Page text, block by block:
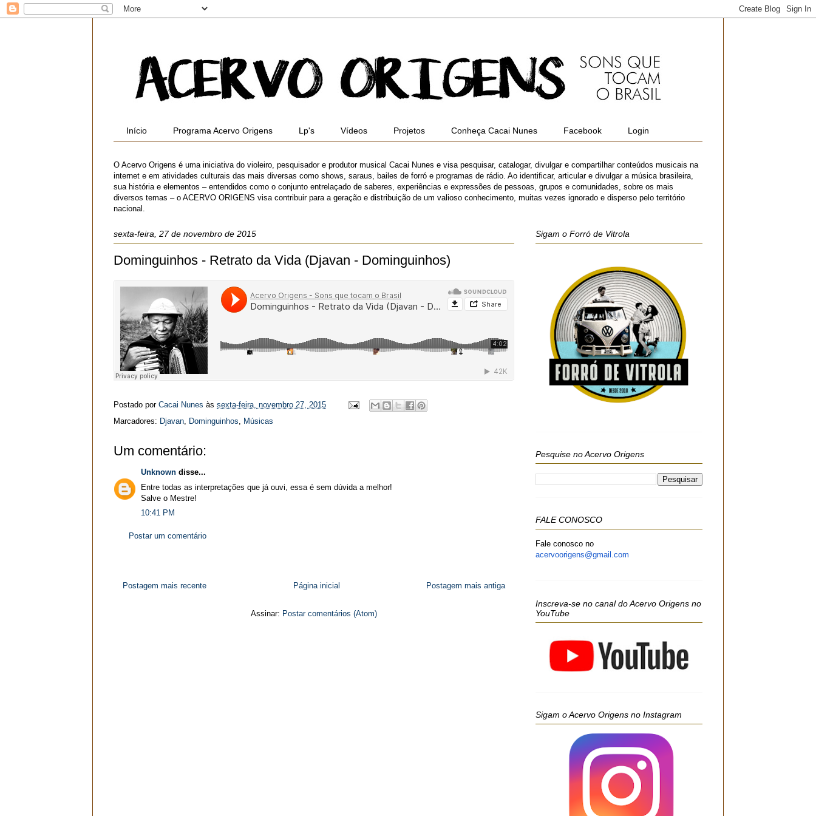
Início Programa Acervo Origens Lp's Vídeos Projetos Conheça Cacai Nunes Facebook Login
O Acervo Origens é uma iniciativa do violeiro, pesquisador e produtor musical Cacai Nunes e visa pesquisar, catalogar, divulgar e compartilhar conteúdos musicais na
internet e em atividades culturais das mais diversas como shows, saraus, bailes de forró e programas de rádio. Ao identificar, articular e divulgar a música brasileira,
sua história e elementos – entendidos como o conjunto entrelaçado de saberes, experiências e expressões de pessoas, grupos e comunidades, sobre os mais
diversos temas – o ACERVO ORIGENS visa contribuir para a geração e distribuição de um valioso conhecimento, muitas vezes ignorado e disperso pelo território
nacional.
sexta-feira, 27 de novembro de 2015
Dominguinhos - Retrato da Vida (Djavan - Dominguinhos)
Postado por Cacai Nunes às sexta-feira, novembro 27, 2015
Marcadores: Djavan, Dominguinhos, Músicas
Um comentário:
Unknown disse...
Entre todas as interpretações que já ouvi, essa é sem dúvida a melhor!
Salve o Mestre!
10:41 PM
Postar um comentário
Postagem mais recente Postagem mais antiga
Página inicial
Assinar: Postar comentários (Atom)
Sigam o Forró de Vitrola
Pesquise no Acervo Origens
FALE CONOSCO
Fale conosco no
acervoorigens@gmail.com
Inscreva-se no canal do Acervo Origens no
YouTube
Sigam o Acervo Origens no Instagram